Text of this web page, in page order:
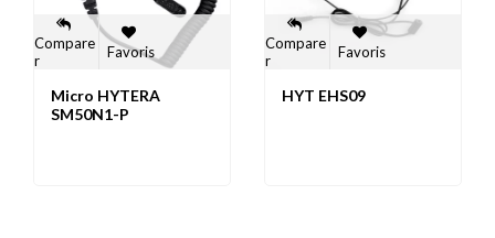
Compare
r
Favoris
Micro HYTERA
SM50N1-P
Compare
r
Favoris
HYT EHS09